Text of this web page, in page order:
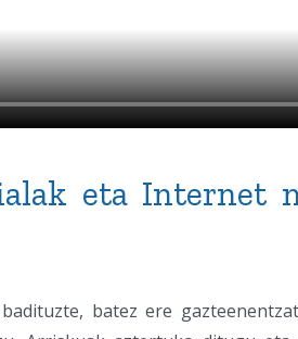
eta Internet
batez ere